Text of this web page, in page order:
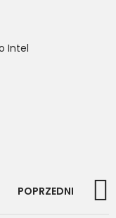
Intel
POPRZEDNI